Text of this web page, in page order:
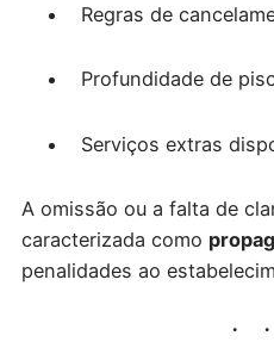
Regras de
Profundidade de
Serviços extras
A omissão ou a falta de
caracterizada como
penalidades ao